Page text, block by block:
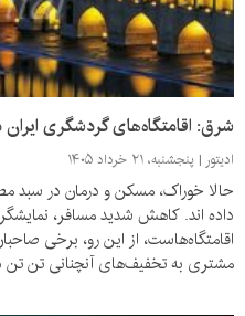
شرق: اقامتگاه‌های گردشگری ایران
ادیتور پنجشنبه، ۲۱ خرداد ۱۴۰۵
حالا خوراک، مسکن و درمان در سبد
داده اند. کاهش شدید مسافر،
اقامتگاه‌هاست، از این رو، برخی
مشتری به تخفیف‌های آنچنانی تن تن